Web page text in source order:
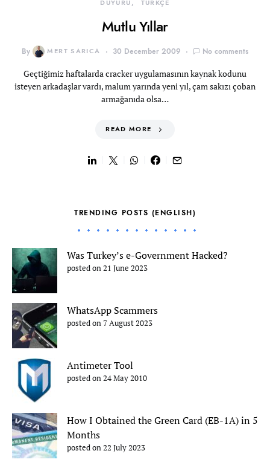
DUYURU TÜRKÇE
Mutlu Yıllar
By MERT SARICA 30 December 2009 No comments
Geçtiğimiz haftalarda cracker uygulamasının kaynak kodunu
isteyen arkadaşlar vardı, malum yarında yeni yıl, çam sakızı çoban
armağanıda olsa…
READ MORE
TRENDING POSTS (ENGLISH)
Was Turkey’s e-Government Hacked?
posted on 21 June 2023
WhatsApp Scammers
posted on 7 August 2023
Antimeter Tool
posted on 24 May 2010
How I Obtained the Green Card (EB-1A) in 5
Months
posted on 22 July 2023